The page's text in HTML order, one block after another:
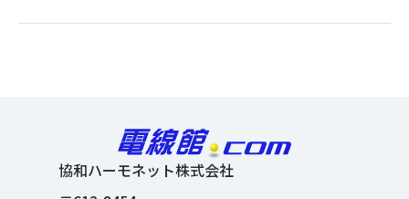
協和ハーモネット株式会社